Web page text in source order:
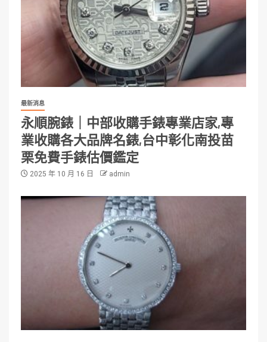
最新消息
永順腕錶｜中部收購手錶專業店家,專
業收購各大品牌名錶,台中彰化南投苗
栗免費手錶估價鑑定
2025 年 10 月 16 日 admin